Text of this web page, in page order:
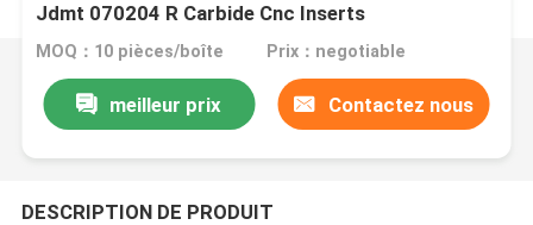
Jdmt 070204 R Carbide Cnc Inserts
MOQ：10 pièces/boîte Prix：negotiable
meilleur prix Contactez nous
DESCRIPTION DE PRODUIT